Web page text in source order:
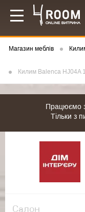
Магазин меблів
Килим Balenca HJ04A
Працюємо
Тільки з
Салон